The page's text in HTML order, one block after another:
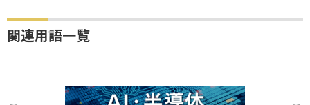
関連用語一覧